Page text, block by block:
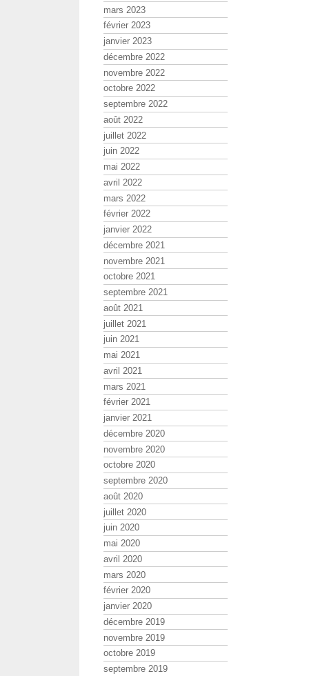
mars 2023
février 2023
janvier 2023
décembre 2022
novembre 2022
octobre 2022
septembre 2022
août 2022
juillet 2022
juin 2022
mai 2022
avril 2022
mars 2022
février 2022
janvier 2022
décembre 2021
novembre 2021
octobre 2021
septembre 2021
août 2021
juillet 2021
juin 2021
mai 2021
avril 2021
mars 2021
février 2021
janvier 2021
décembre 2020
novembre 2020
octobre 2020
septembre 2020
août 2020
juillet 2020
juin 2020
mai 2020
avril 2020
mars 2020
février 2020
janvier 2020
décembre 2019
novembre 2019
octobre 2019
septembre 2019